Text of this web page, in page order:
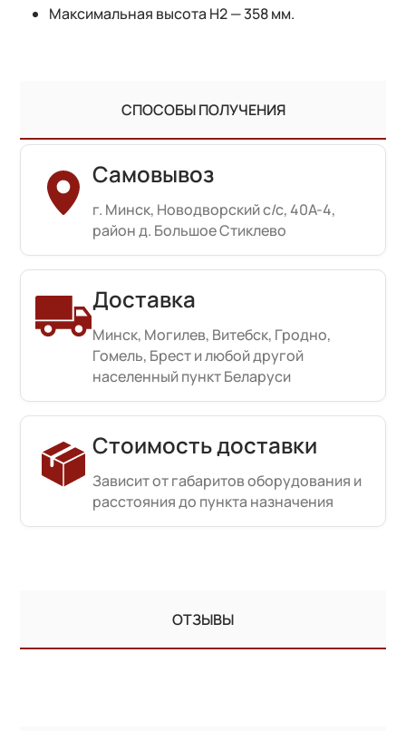
Максимальная высота H2 — 358 мм.
СПОСОБЫ ПОЛУЧЕНИЯ
Самовывоз
г. Минск, Новодворский с/с, 40А-4,
район д. Большое Стиклево
Доставка
Минск, Могилев, Витебск, Гродно,
Гомель, Брест и любой другой
населенный пункт Беларуси
Стоимость доставки
Зависит от габаритов оборудования и
расстояния до пункта назначения
ОТЗЫВЫ